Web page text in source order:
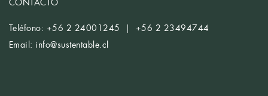
CONTACTO
Teléfono: +56 2 24001245 | +56 2 23494744
Email: info@sustentable.cl